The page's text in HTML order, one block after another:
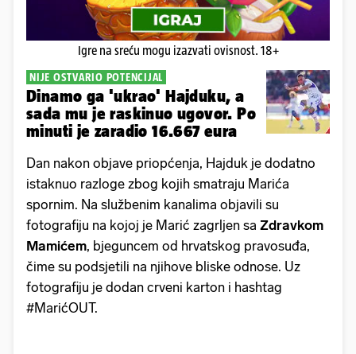
Igre na sreću mogu izazvati ovisnost. 18+
NIJE OSTVARIO POTENCIJAL
Dinamo ga 'ukrao' Hajduku, a
sada mu je raskinuo ugovor. Po
minuti je zaradio 16.667 eura
Dan nakon objave priopćenja, Hajduk je dodatno
istaknuo razloge zbog kojih smatraju Marića
spornim. Na službenim kanalima objavili su
fotografiju na kojoj je Marić zagrljen sa Zdravkom
Mamićem, bjeguncem od hrvatskog pravosuđa,
čime su podsjetili na njihove bliske odnose. Uz
fotografiju je dodan crveni karton i hashtag
#MarićOUT.